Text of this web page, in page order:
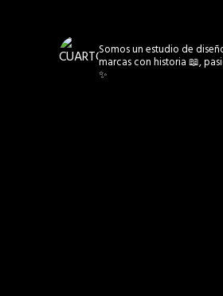
Somos un estudio de
marcas con historia 📖,
✨